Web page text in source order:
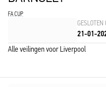
FA CUP
GESLOTEN
21-01-
Alle veilingen voor Liverpool